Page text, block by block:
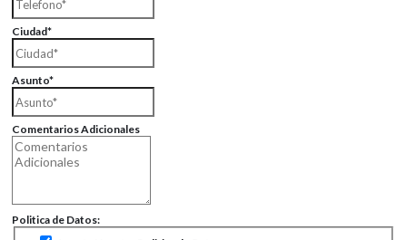
Ciudad*
Asunto*
Comentarios Adicionales
Politica de Datos: